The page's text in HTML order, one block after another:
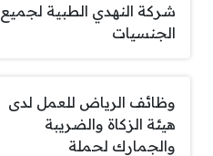
شركة النهدي الطبية لجميع
الجنسيات
وظائف الرياض للعمل لدى
هيئة الزكاة والضريبة
والجمارك لحملة